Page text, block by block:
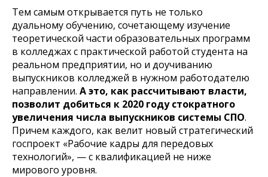
Тем самым открывается путь не только
дуальному обучению, сочетающему изучение
теоретической части образовательных программ
в колледжах с практической работой студента на
реальном предприятии, но и доучиванию
выпускников колледжей в нужном работодателю
направлении. А это, как рассчитывают власти,
позволит добиться к 2020 году стократного
увеличения числа выпускников системы СПО.
Причем каждого, как велит новый стратегический
госпроект «Рабочие кадры для передовых
технологий», — с квалификацией не ниже
мирового уровня.